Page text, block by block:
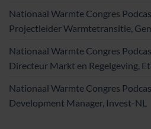
Nationaal Warmte Congres
Projectleider Warmtetransitie,
Nationaal Warmte Congres
Directeur Markt en Regelgeving,
Nationaal Warmte Congres
Development Manager, Invest-NL